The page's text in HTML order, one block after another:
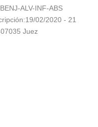
ALV-INF-ABS
02/2020 - 21
Juez